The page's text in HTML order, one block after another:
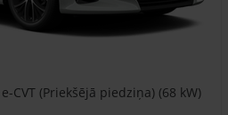
CVT (Priekšējā piedziņa) (68 kW)